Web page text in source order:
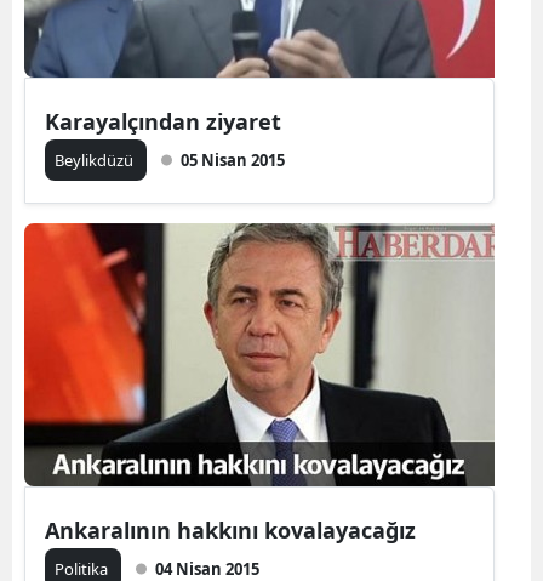
Karayalçından ziyaret
Beylikdüzü 05 Nisan 2015
Ankaralının hakkını kovalayacağız
Politika 04 Nisan 2015